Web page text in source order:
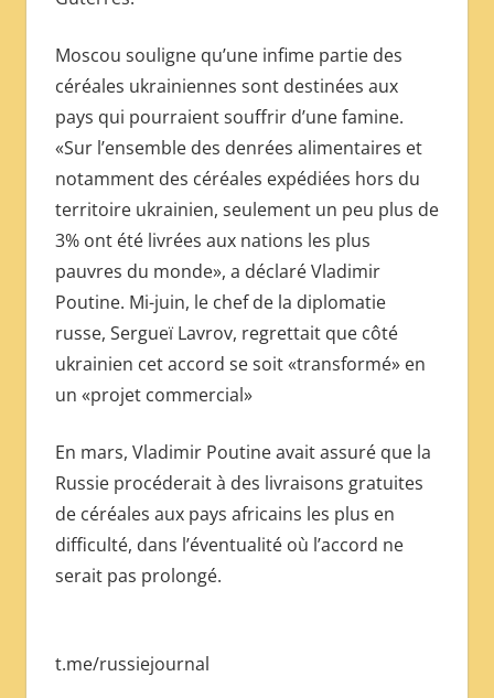
Moscou souligne qu’une infime partie des
céréales ukrainiennes sont destinées aux
pays qui pourraient souffrir d’une famine.
«Sur l’ensemble des denrées alimentaires et
notamment des céréales expédiées hors du
territoire ukrainien, seulement un peu plus de
3% ont été livrées aux nations les plus
pauvres du monde», a déclaré Vladimir
Poutine. Mi-juin, le chef de la diplomatie
russe, Sergueï Lavrov, regrettait que côté
ukrainien cet accord se soit «transformé» en
un «projet commercial»
En mars, Vladimir Poutine avait assuré que la
Russie procéderait à des livraisons gratuites
de céréales aux pays africains les plus en
difficulté, dans l’éventualité où l’accord ne
serait pas prolongé.
t.me/russiejournal